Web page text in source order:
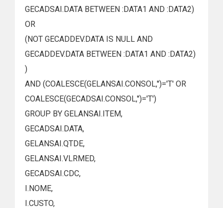
GECADSAI.DATA BETWEEN :DATA1 AND :DATA2)
OR
(NOT GECADDEV.DATA IS NULL AND
GECADDEV.DATA BETWEEN :DATA1 AND :DATA2)
)
AND (COALESCE(GELANSAI.CONSOL,'')='T' OR
COALESCE(GECADSAI.CONSOL,'')='T')
GROUP BY GELANSAI.ITEM,
GECADSAI.DATA,
GELANSAI.QTDE,
GELANSAI.VLRMED,
GECADSAI.CDC,
I.NOME,
I.CUSTO,